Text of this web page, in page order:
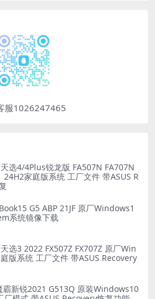
服1026247465
选4/4Plus锐龙版 FA507N FA707N
24H2家庭版系统 工厂文件 带ASUS R
G5 ABP 21JF 原厂Windows1
系统镜像下载
3 2022 FX507Z FX707Z 原厂Win
版系统 工厂文件 带ASUS Recovery
霸新锐2021 G513Q 原装Windows10